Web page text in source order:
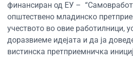
финансиран од ЕУ –
општествено младинско
учеството во овие работилници,
доразвиеме идејата и да ја
вистинска претприемничка